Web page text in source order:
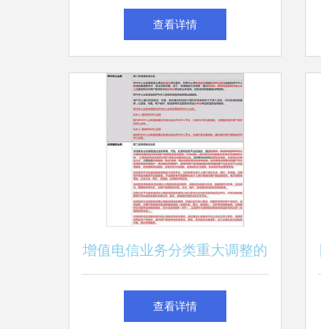
一类增值电信业务的解析
查看详情
增值电信业务分类重大调整的
解读 聚焦第二类增值电信业
查看详情